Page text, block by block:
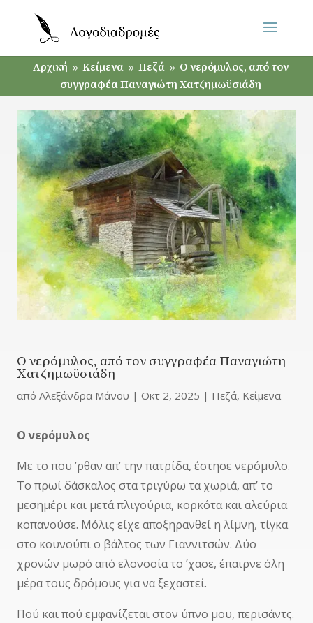
Αρχική 9 Κείμενα 9 Πεζά 9 Ο νερόμυλος, από τον
συγγραφέα Παναγιώτη Χατζημωϋσιάδη
Ο νερόμυλος, από τον συγγραφέα Παναγιώτη
Χατζημωϋσιάδη
από Αλεξάνδρα Μάνου | Οκτ 2, 2025 | Πεζά, Κείμενα
Ο νερόμυλος
Με το που ’ρθαν απ’ την πατρίδα, έστησε νερόμυλο.
Το πρωί δάσκαλος στα τριγύρω τα χωριά, απ’ το
μεσημέρι και μετά πλιγούρια, κορκότα και αλεύρια
κοπανούσε. Μόλις είχε αποξηρανθεί η λίμνη, τίγκα
στο κουνούπι ο βάλτος των Γιαννιτσών. Δύο
χρονών μωρό από ελονοσία το ’χασε, έπαιρνε όλη
μέρα τους δρόμους για να ξεχαστεί.
Πού και πού εμφανίζεται στον ύπνο μου, περισάντς.